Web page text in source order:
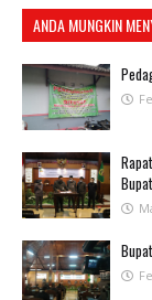
ANDA MUNGKIN